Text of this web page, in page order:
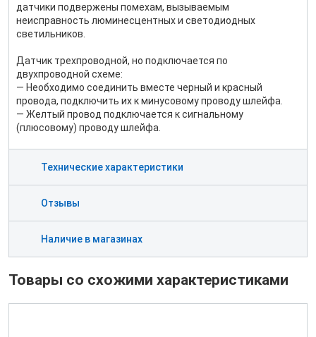
датчики подвержены помехам, вызываемым
неисправность люминесцентных и светодиодных
светильников.
Датчик трехпроводной, но подключается по
двухпроводной схеме:
— Необходимо соединить вместе черный и красный
провода, подключить их к минусовому проводу шлейфа.
— Желтый провод подключается к сигнальному
(плюсовому) проводу шлейфа.
Технические характеристики
Отзывы
Наличие в магазинах
Товары со схожими характеристиками